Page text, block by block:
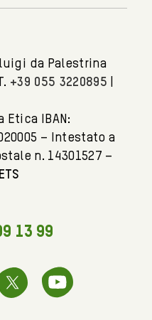
da Palestrina
+39 055 3220895
Etica IBAN:
– Intestato a
n. 14301527 –
13 99